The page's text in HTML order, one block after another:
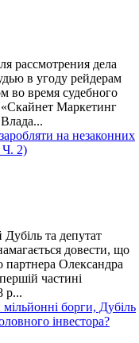
рассмотрения дела
в угоду рейдерам
во время судебного
«Скайнет Маркетинг
на незаконних
Ч. 2)
та депутат
довести, що
партнера Олександра
частині
р...
борги, Дубіль
інвестора?